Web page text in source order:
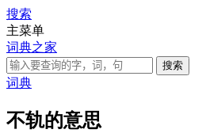
搜索
主菜单
词典之家
词典
不轨的意思